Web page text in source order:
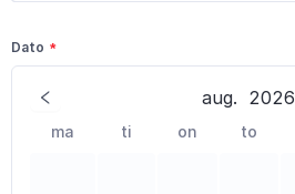
Dato
aug. 2026
ma ti on to